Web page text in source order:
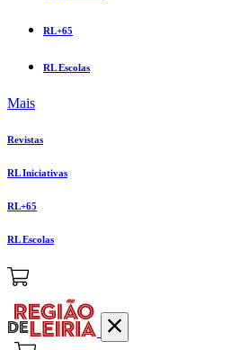
RL+65
RL Escolas
Mais
Revistas
RL Iniciativas
RL+65
RL Escolas